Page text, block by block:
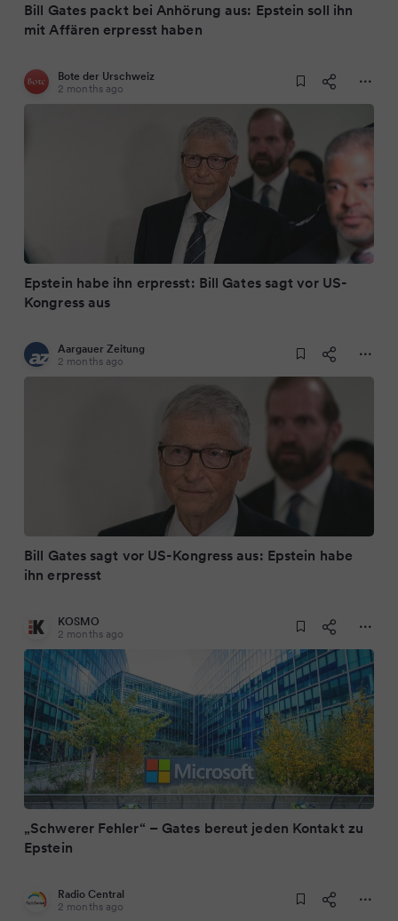
Bill Gates packt bei Anhörung aus: Epstein soll ihn
mit Affären erpresst haben
Bote der Urschweiz
2 months ago
Epstein habe ihn erpresst: Bill Gates sagt vor US-
Kongress aus
Aargauer Zeitung
2 months ago
Bill Gates sagt vor US-Kongress aus: Epstein habe
ihn erpresst
KOSMO
2 months ago
„Schwerer Fehler“ – Gates bereut jeden Kontakt zu
Epstein
Radio Central
2 months ago